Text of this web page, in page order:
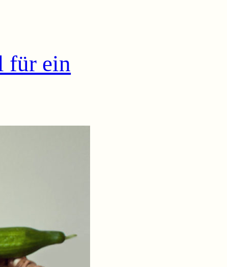
für ein